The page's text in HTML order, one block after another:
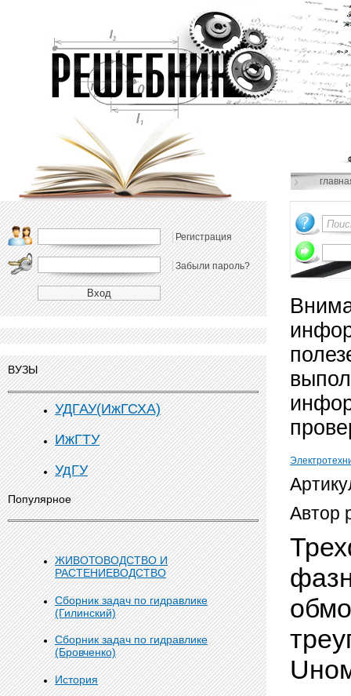
Регистрация
Забыли пароль?
ВУЗЫ
УДГАУ(ИжГСХА)
ИжГТУ
УдГУ
Популярное
ЖИВОТОВОДСТВО И
РАСТЕНИЕВОДСТВО
Сборник задач по гидравлике
(Гилинский)
Сборник задач по гидравлике
(Бровченко)
История
Автор